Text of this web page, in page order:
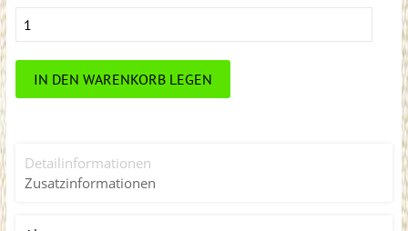
IN DEN WARENKORB LEGEN
Detailinformationen
Zusatzinformationen